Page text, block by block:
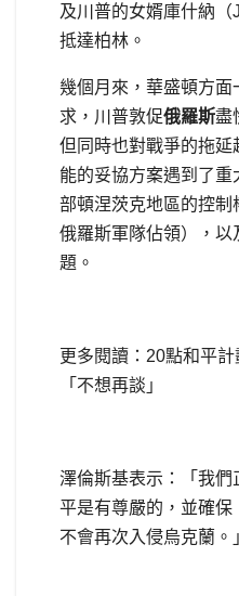
及川普的女婿庫什納
抵達柏林。
幾個月來，華盛頓方
求，川普敦促俄羅斯盡
但同時也對戰爭的拖
能的妥協方案遇到了
部頓涅茨克地區的控
俄羅斯軍隊佔領），以
題。
更多閱讀：20點和平
「不想再談」
澤倫斯基表示：「我們
平是有尊嚴的，並確
不會再次入侵烏克蘭。